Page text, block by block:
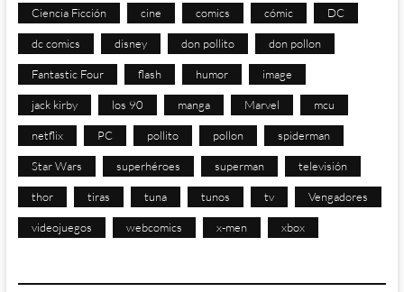
Ciencia Ficción cine comics cómic DC
dc comics disney don pollito don pollon
Fantastic Four flash humor image
jack kirby los 90 manga Marvel mcu
netflix PC pollito pollon spiderman
Star Wars superhéroes superman televisión
thor tiras tuna tunos tv Vengadores
videojuegos webcomics x-men xbox